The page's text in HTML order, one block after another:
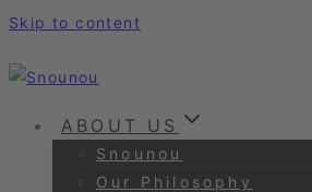
Skip to content
ABOUT US
Snounou
Our Philosophy